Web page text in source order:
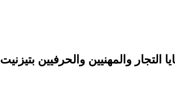
والمهنيين والحرفيين بتيزنيت